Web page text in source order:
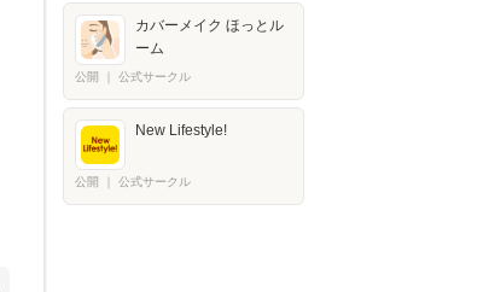
カバーメイク ほっとル
ーム
公開 公式サークル
New Lifestyle!
公開 公式サークル